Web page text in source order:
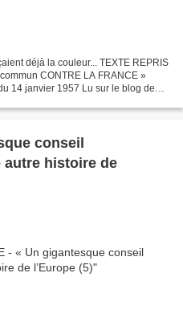
déjà la couleur... TEXTE REPRIS
CONTRE LA FRANCE »
14 janvier 1957 Lu sur le blog de
conseil
autre histoire de